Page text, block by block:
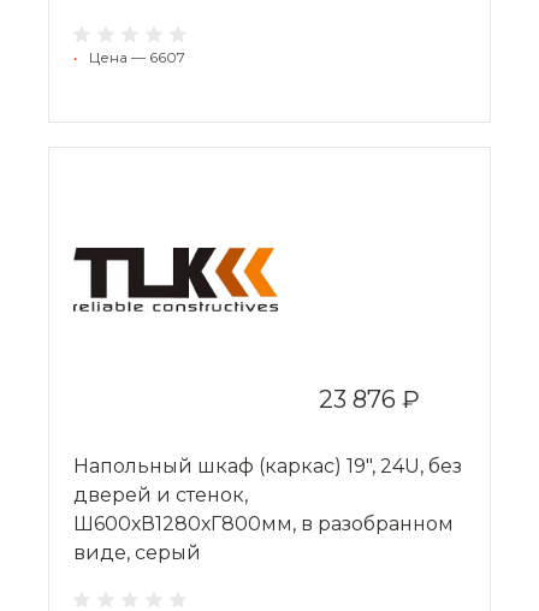
• Цена — 6607
23 876 ₽
Напольный шкаф (каркас) 19", 24U, без
дверей и стенок,
Ш600хВ1280хГ800мм, в разобранном
виде, серый